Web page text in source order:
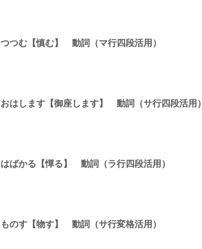
つつむ【慎む】 動詞（マ行四段活用）
おはします【御座します】 動詞（サ行四段活用）
はばかる【憚る】 動詞（ラ行四段活用）
ものす【物す】 動詞（サ行変格活用）